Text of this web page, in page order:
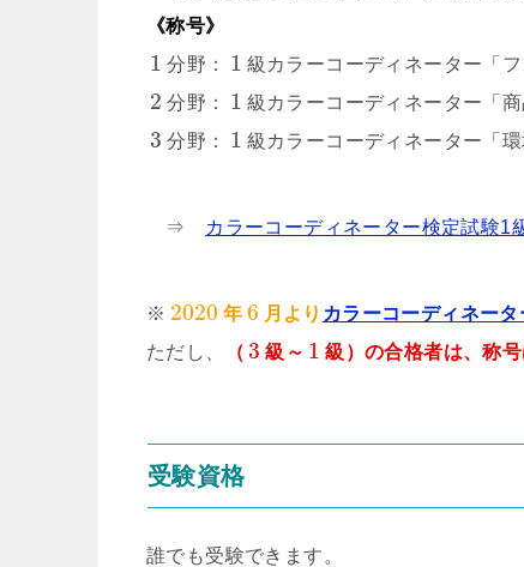
《称号》
1 分野： 1 級カラーコーディネーター「フ
2 分野： 1 級カラーコーディネーター「商
3 分野： 1 級カラーコーディネーター「環
⇒ カラーコーディネーター検定試験1
※ 2020 年 6 月より カラーコーディネー
ただし、
（ 3 級～ 1 級）の合格者は、称
受験資格
誰でも受験できます。